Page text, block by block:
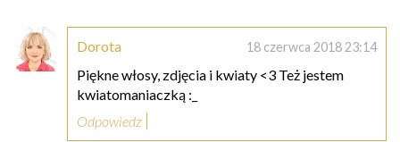
Dorota 18 czerwca 2018 23:14
Piękne włosy, zdjęcia i kwiaty <3 Też jestem
kwiatomaniaczką :_
Odpowiedz